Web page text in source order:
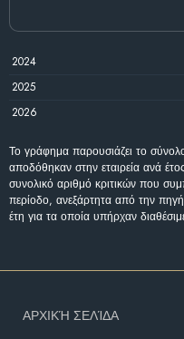
2024
2025
2026
Το γράφημα παρουσιάζει το
αποδόθηκαν στην εταιρεία ανά
συνολικό αριθμό κριτικών που
περίοδο, ανεξάρτητα από την
έτη για τα οποία υπήρχαν
ΑΡΧΙΚΉ ΣΕΛΊΔΑ